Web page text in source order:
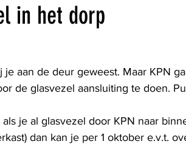
in het dorp
je aan de deur geweest. Maar KPN
de glasvezel aansluiting te doen.
je al glasvezel door KPN naar
dan kan je per 1 oktober e.v.t.